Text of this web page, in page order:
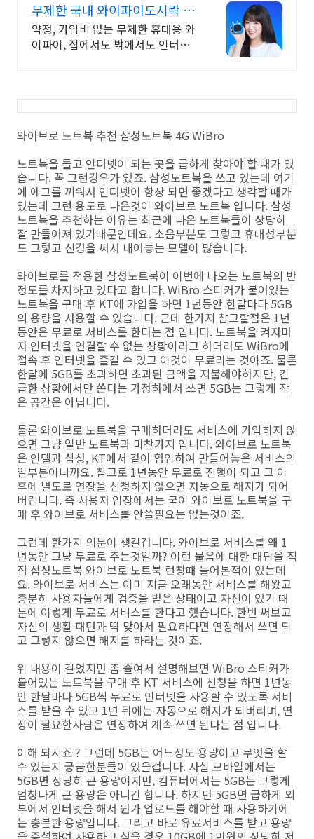
무제한 국내 와이파이도시락 약
정/가입비없이 무료반납까지
약정, 가입비 없는 무제한 휴대용 와
이파이, 집에서도 밖에서도 인터넷
와이브로 노트북 추천 삼성노트북 4G WiBro
노트북을 들고 인터넷이 되는 곳을 급하게 찾아야 할 때가 있
습니다. 꼭 그런경우가 있죠. 삼성노트북을 쓰고 있는데 여기
에 에그를 끼워서 인터넷이 항상 되면 좋겠다고 생각할 때가
있는데 그런 용도로 나온것이 와이브로 노트북 입니다. 삼성
노트북을 추천하는 이유는 최근에 나온 노트북들이 상당히
잘 만들어져 있기때문인데요. 소음부분도 그렇고 휴대성부분
도 그렇고 신경을 써서 내어놓는 모델이 많습니다.
와이브로를 적용한 삼성노트북이 이번에 나오는 노트북의 반
정도를 차지하고 있다고 합니다. WiBro 스티커가 붙어있는
노트북을 구매 후 KT에 가입을 하면 1년동안 한달마다 5GB
의 용량을 사용할 수 있습니다. 근데 한가지 참고할점은 1년
동안은 무료로 서비스를 한다는 점 입니다. 노트북을 켜자마
자 인터넷을 연결할 수 없는 상황이라고 하더라도 WiBro에
접속 후 인터넷을 즐길 수 있고 이것이 무료라는 것이죠. 물론
한달에 5GB를 초과하면 초과된 금액을 지불해야하지만, 긴
급한 상황에서만 쓴다는 가정하에서 쓰면 5GB는 그렇게 작
은 공간은 아닙니다.
물론 와이브로 노트북을 구매하더라도 서비스에 가입하지 않
으면 그냥 일반 노트북과 마찬가지 입니다. 와이브로 노트북
은 인텔과 삼성, KT에서 같이 협업하여 만들어놓은 서비스의
일부분이니까요. 참고로 1년동안 무료로 진행이 되고 그 이
후에 별도로 연장을 신청하지 않으면 자동으로 해지가 되어
버립니다. 즉 사용자 입장에서는 굳이 와이브로 노트북을 구
매 후 와이브로 서비스를 안쓸필요는 없는것이죠.
그런데 한가지 의문이 생길겁니다. 와이브로 서비스를 왜 1
년동안 그냥 무료로 주는것일까? 이런 물음에 대한 대답을 직
접 삼성노트북 와이브로 노트북 런칭때 들어본적이 있는데
요. 와이브로 서비스는 이미 지금 오래동안 서비스를 해왔고
충분히 사용자들에게 검증을 받은 상태이고 자신이 있기 때
문에 이렇게 무료로 서비스를 한다고 했습니다. 한번 써보고
자신의 생활 패턴과 딱 맞아서 필요하다면 연장해서 쓰면 되
고 그렇지 않으면 해지를 하라는 것이죠.
위 내용이 길었지만 좀 줄여서 설명해보면 WiBro 스티커가
붙어있는 노트북을 구매 후 KT 서비스에 신청을 하면 1년동
안 한달마다 5GB씩 무료로 인터넷을 사용할 수 있도록 서비
스를 받을 수 있고 1년 뒤에는 자동으로 해지가 되버리며, 연
장이 필요한사람은 연장하여 계속 쓰면 된다는 점 입니다.
이해 되시죠 ? 그런데 5GB는 어느정도 용량이고 무엇을 할
수 있는지 궁금한분들이 있을겁니다. 사실 모바일에서는
5GB면 상당히 큰 용량이지만, 컴퓨터에서는 5GB는 그렇게
엄청나게 큰 용량은 아니긴 합니다. 하지만 5GB면 급하게 외
부에서 인터넷을 해서 뭔가 업로드를 해야할 때 사용하기에
는 충분한 용량입니다. 그리고 바로 유료서비스를 받고 용량